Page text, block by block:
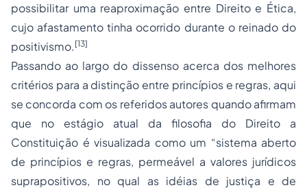
possibilitar uma reaproximação entre Direito e Ética,
cujo afastamento tinha ocorrido durante o reinado do
positivismo. [13]
Passando ao largo do dissenso acerca dos melhores
critérios para a distinção entre princípios e regras, aqui
se concorda com os referidos autores quando afirmam
que no estágio atual da filosofia do Direito a
Constituição é visualizada como um “sistema aberto
de princípios e regras, permeável a valores jurídicos
suprapositivos, no qual as idéias de justiça e de